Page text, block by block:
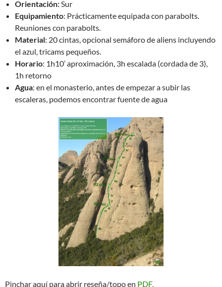
Orientación:Sur
Equipamiento: Prácticamente equipada con parabolts.
Reuniones con parabolts.
Material: 20 cintas, opcional semáforo de aliens incluyendo
el azul, tricams pequeños.
Horario: 1h10’ aproximación, 3h escalada (cordada de 3),
1h retorno
Agua: en el monasterio, antes de empezar a subir las
escaleras, podemos encontrar fuente de agua
Pinchar aquí para abrir reseña/topo en PDF.